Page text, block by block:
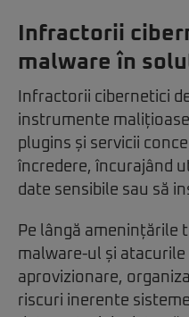
Infractorii
malware în
Infractorii cibernetici
instrumente
plugins și servicii
încredere, încurajând
date sensibile sau să
Pe lângă amenințările
malware-ul și
aprovizionare,
riscuri inerente